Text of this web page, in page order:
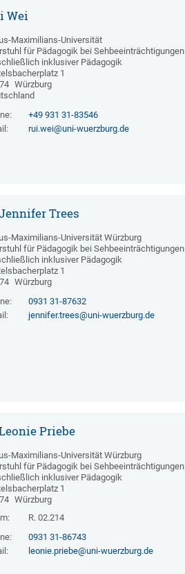
Wei
Maximilians-Universität
für Pädagogik bei Sehbeeinträchtigungen
inklusiver Pädagogik
1
Würzburg
+49 931 31-83546
rui.wei@uni-wuerzburg.de
Trees
Maximilians-Universität Würzburg
für Pädagogik bei Sehbeeinträchtigungen
inklusiver Pädagogik
1
Würzburg
0931 31-87632
jennifer.trees@uni-wuerzburg.de
Priebe
Maximilians-Universität Würzburg
für Pädagogik bei Sehbeeinträchtigungen
inklusiver Pädagogik
1
Würzburg
R. 02.214
0931 31-86743
leonie.priebe@uni-wuerzburg.de